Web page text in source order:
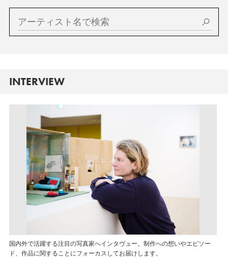
INTERVIEW
国内外で活躍する注目の写真家へインタヴュー。制作への想いやエピソー
ド、作品に関することにフォーカスしてお届けします。